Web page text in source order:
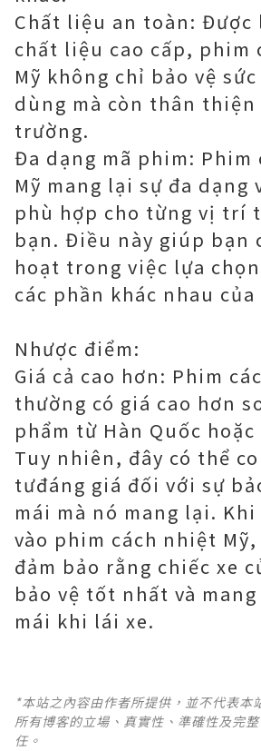
Chất liệu an toàn: Được
chất liệu cao cấp, phim
Mỹ không chỉ bảo vệ
dùng mà còn thân thiện
trường.
Đa dạng mã phim: Phim
Mỹ mang lại sự đa dạng
phù hợp cho từng vị trí
bạn. Điều này giúp bạn
hoạt trong việc lựa
các phần khác nhau của
Nhược điểm:
Giá cả cao hơn: Phim
thường có giá cao hơn
phẩm từ Hàn Quốc
Tuy nhiên, đây có thể
tưđáng giá đối với sự
mái mà nó mang lại.
vào phim cách nhiệt
đảm bảo rằng chiếc xe
bảo vệ tốt nhất và
mái khi lái xe.
*本站之內容由作者所提供，並不代表本
所有博客的立場、真實性、準確性及完
任。